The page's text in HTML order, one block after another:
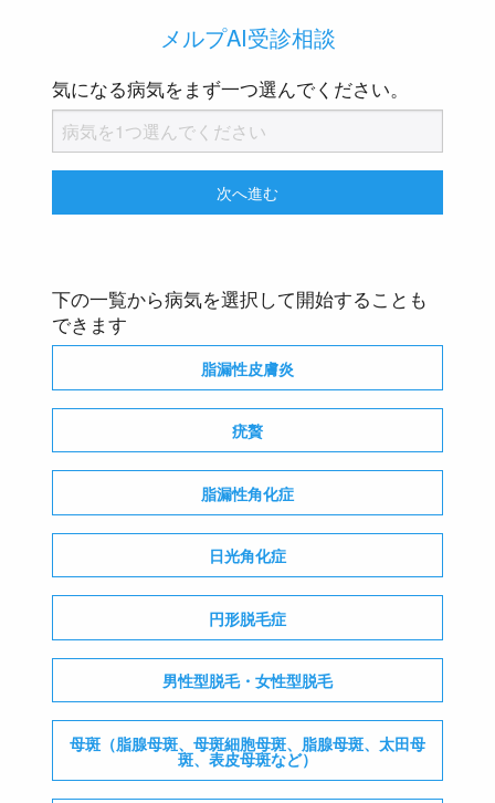
メルプAI受診相談
気になる病気をまず一つ選んでください。
下の一覧から病気を選択して開始することも
できます
脂漏性皮膚炎
疣贅
脂漏性角化症
日光角化症
円形脱毛症
男性型脱毛・女性型脱毛
母斑（脂腺母斑、母斑細胞母斑、脂腺母斑、太田母
斑、表皮母斑など）